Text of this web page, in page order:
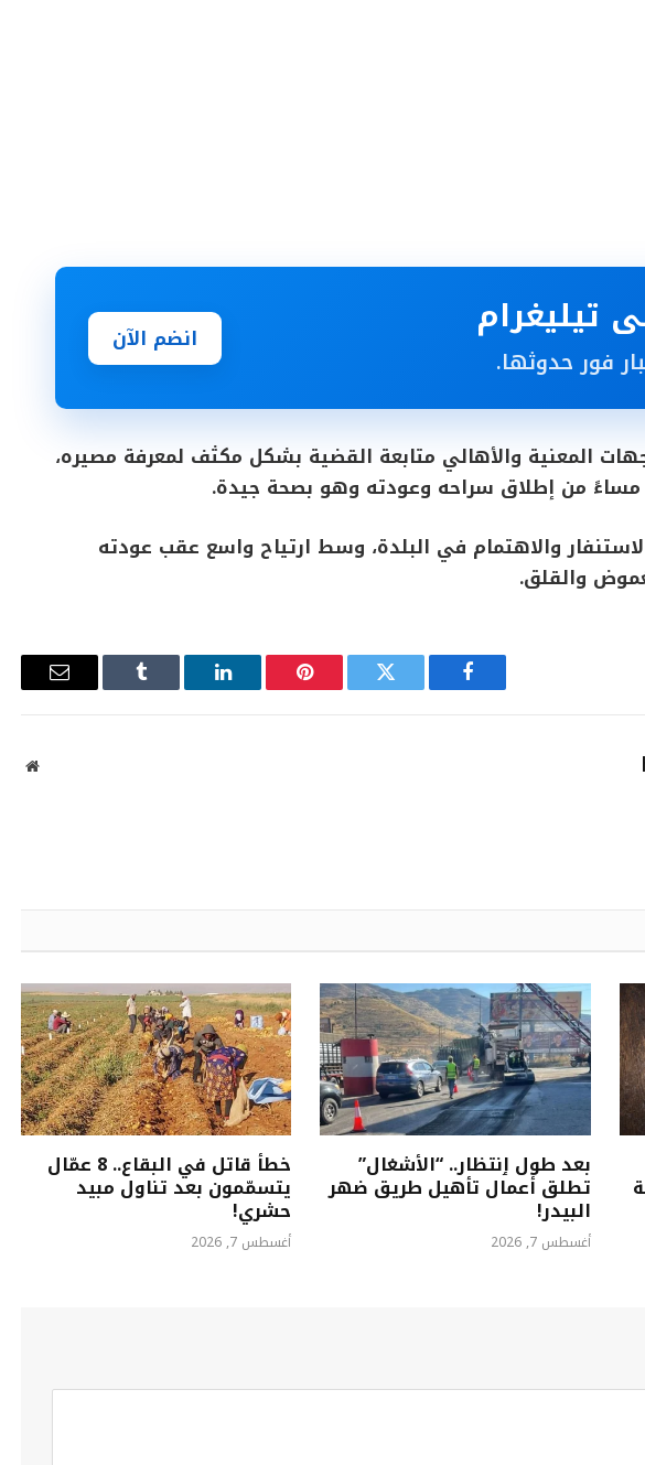
فور حدوثها.
انضم الآن
المعنية والأهالي متابعة القضية بشكل مكثف لمعرفة مصيره،
مساءً من إطلاق سراحه وعودته وهو بصحة جيدة.
والاهتمام في البلدة، وسط ارتياح واسع عقب عودته
والقلق.
فيسبوك تويتر بينتيريستلينكدإن Tumblr
البريد
موقع
بعد طول ٳنتظار.. “الأشغال”
تطلق أعمال تأهيل طريق ضهر
البيدر!
أغسطس 7, 2026
خطأ قاتل في البقاع.. 8 عمّال
يتسمّمون بعد تناول مبيد
حشري!
أغسطس 7, 2026